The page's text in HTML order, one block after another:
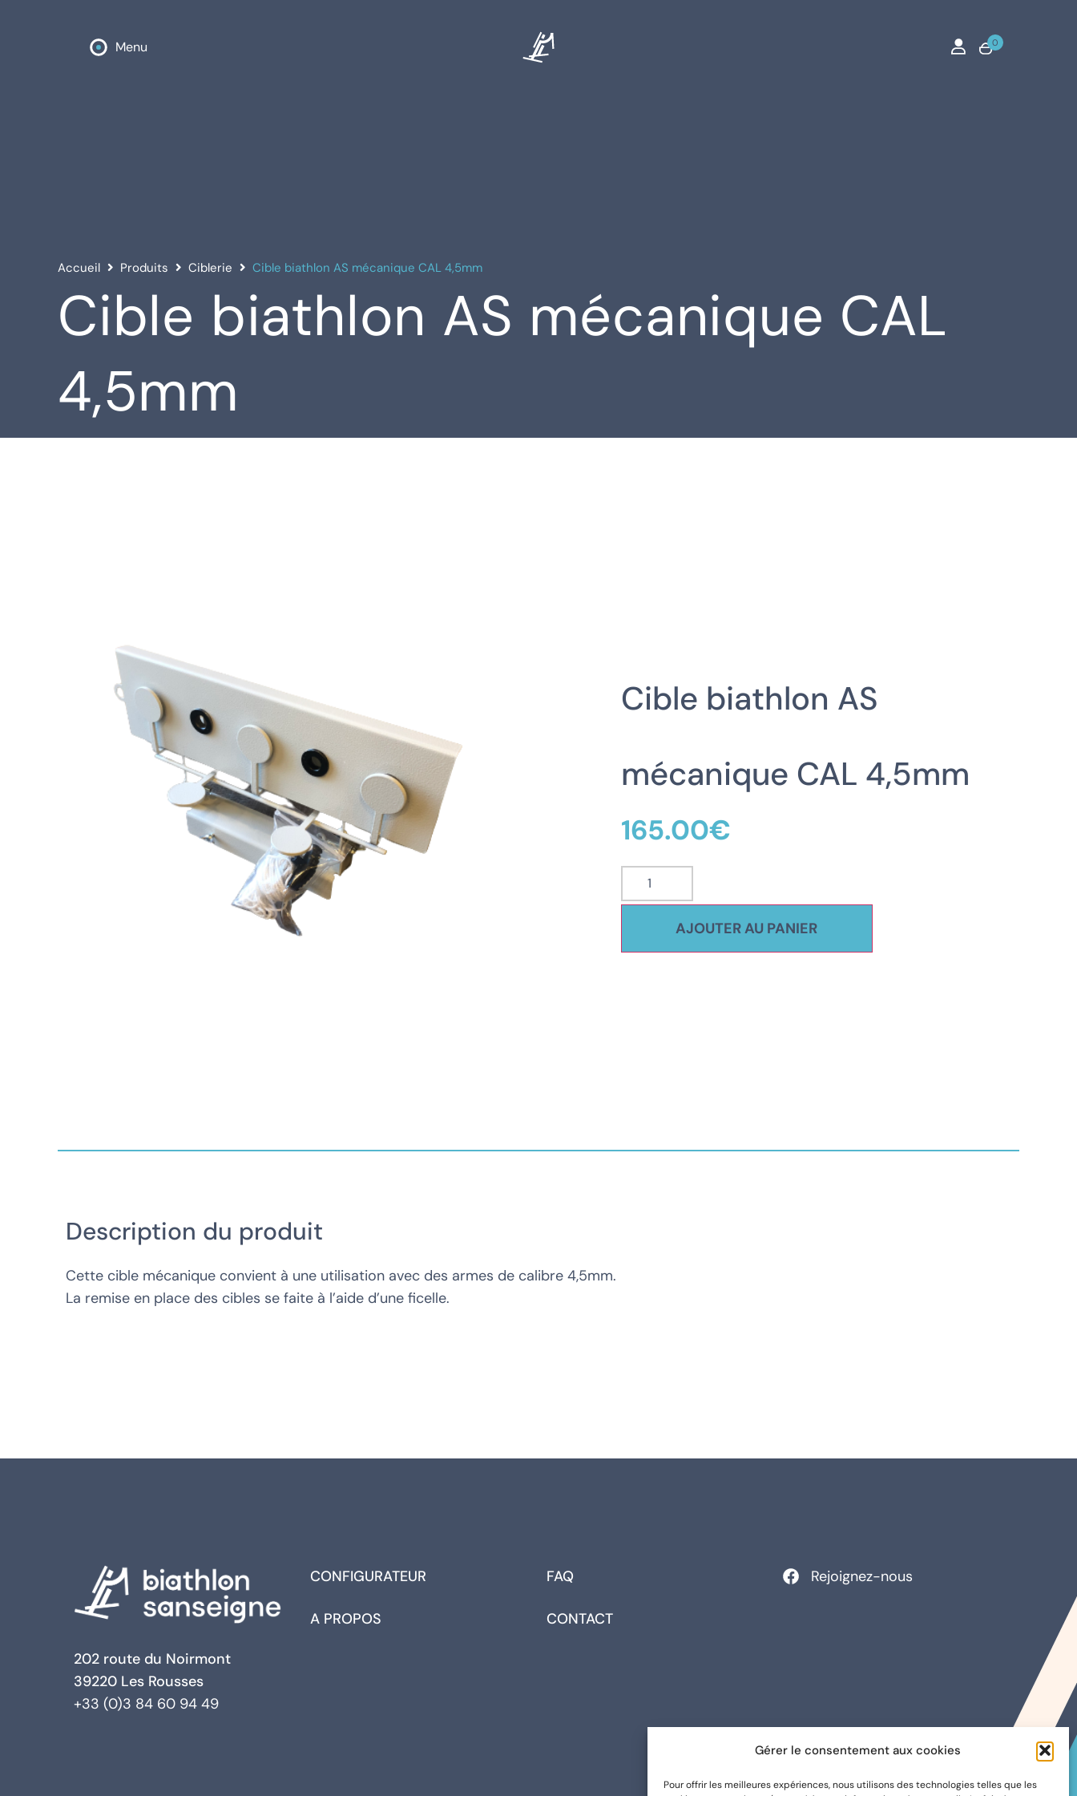
Gérer le consentement aux cookies
Pour offrir les meilleures expériences, nous utilisons des technologies telles que les
Menu
Accueil
Configurateur
Boutique
Contact
0
Accueil Produits Ciblerie Cible biathlon AS mécanique CAL 4,5mm
Cible biathlon AS mécanique CAL
4,5mm
Cible biathlon AS
mécanique CAL 4,5mm
165.00€
AJOUTER AU PANIER
Description du produit
Cette cible mécanique convient à une utilisation avec des armes de calibre 4,5mm.
La remise en place des cibles se faite à l’aide d’une ficelle.
202 route du Noirmont
39220 Les Rousses
+33 (0)3 84 60 94 49
CONFIGURATEUR
A PROPOS
FAQ
CONTACT
Rejoignez-nous